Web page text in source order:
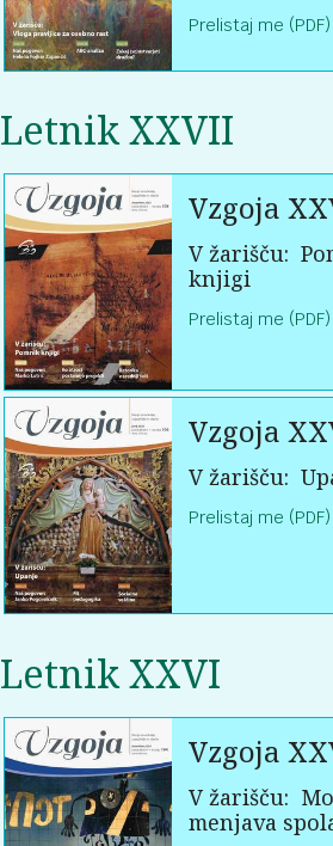
Prelistaj me (PDF)
Letnik XXVII
Vzgoja
V žarišču:
knjigi
Prelistaj me (PDF)
Vzgoja
V žarišču:
Prelistaj me (PDF)
Letnik XXVI
Vzgoja
V žarišču:
menjava